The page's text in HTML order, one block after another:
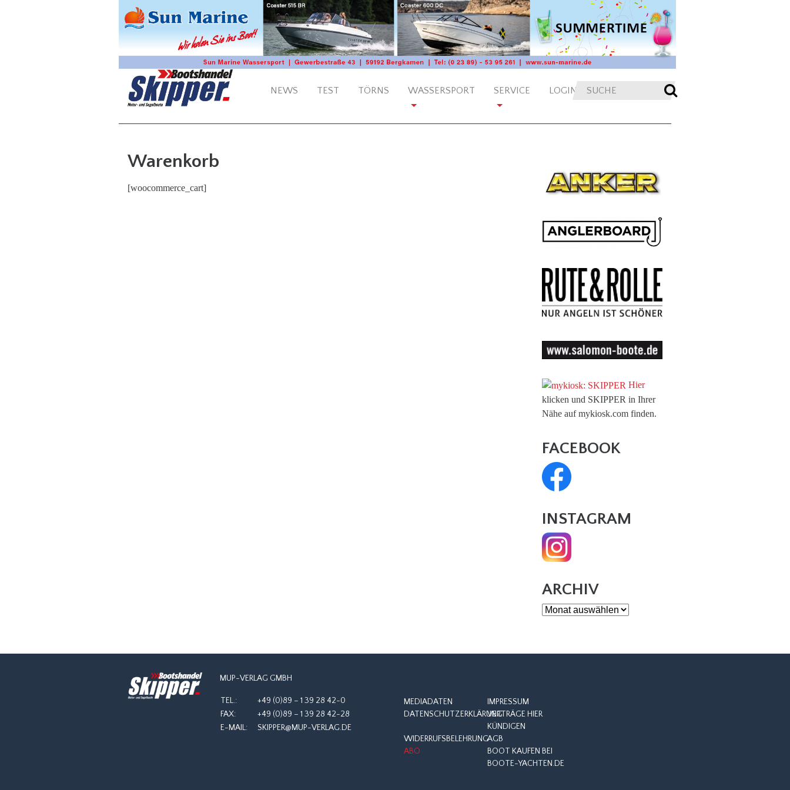
NEWS TEST TÖRNS WASSERSPORT SERVICE LOGIN
Warenkorb
[woocommerce_cart]
Hier
klicken und SKIPPER in Ihrer
Nähe auf mykiosk.com finden.
FACEBOOK
INSTAGRAM
ARCHIV
Archiv
MUP-VERLAG GMBH
TEL.:
+49 (0)89 – 1 39 28 42-0
FAX:
+49 (0)89 – 1 39 28 42-28
E-MAIL:
SKIPPER@MUP-VERLAG.DE
MEDIADATEN
IMPRESSUM
DATENSCHUTZERKLÄRUNGVERTRÄGE HIER
KÜNDIGEN
WIDERRUFSBELEHRUNGAGB
ABO
BOOT KAUFEN BEI
BOOTE-YACHTEN.DE